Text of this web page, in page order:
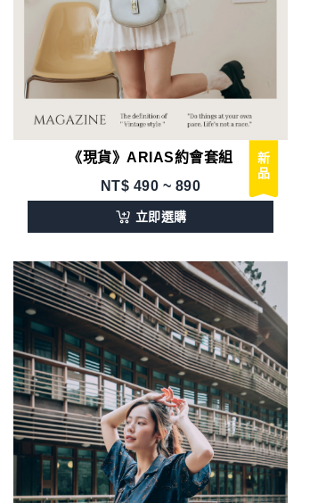
新品
《現貨》ARIAS約會套組
NT$ 490 ~ 890
立即選購